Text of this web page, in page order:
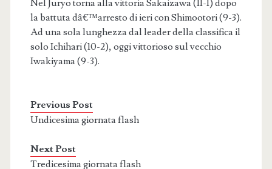
Nel Juryo torna alla vittoria Sakaizawa (11-1) dopo
la battuta dâ€™arresto di ieri con Shimootori (9-3).
Ad una sola lunghezza dal leader della classifica il
solo Ichihari (10-2), oggi vittorioso sul vecchio
Iwakiyama (9-3).
Previous Post
Undicesima giornata flash
Next Post
Tredicesima giornata flash